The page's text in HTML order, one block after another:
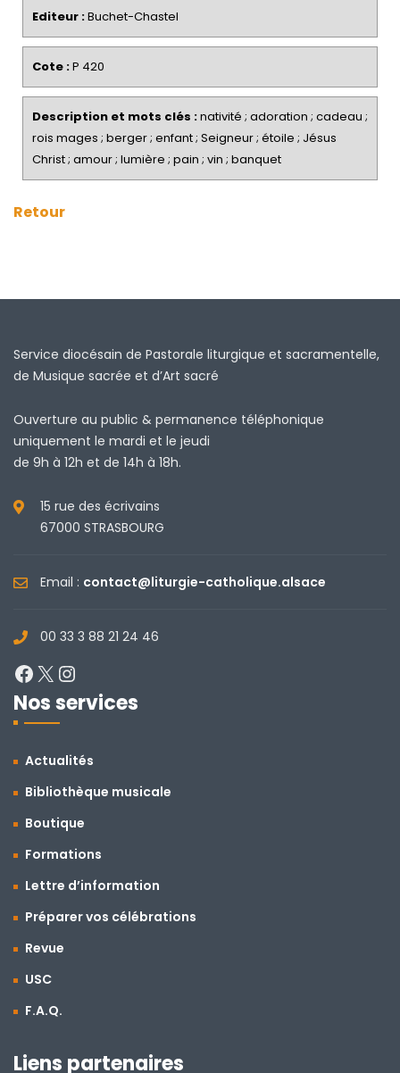
Editeur :Buchet-Chastel
Cote :P 420
Description et mots clés :nativité ; adoration ; cadeau ;
rois mages ; berger ; enfant ; Seigneur ; étoile ; Jésus
Christ ; amour ; lumière ; pain ; vin ; banquet
Retour
Service diocésain de Pastorale liturgique et sacramentelle,
de Musique sacrée et d’Art sacré
Ouverture au public & permanence téléphonique
uniquement le mardi et le jeudi
de 9h à 12h et de 14h à 18h.
15 rue des écrivains
67000 STRASBOURG
Email : contact@liturgie-catholique.alsace
00 33 3 88 21 24 46
Facebook
X
Nos services
Actualités
Bibliothèque musicale
Boutique
Formations
Lettre d’information
Préparer vos célébrations
Revue
USC
F.A.Q.
Liens partenaires